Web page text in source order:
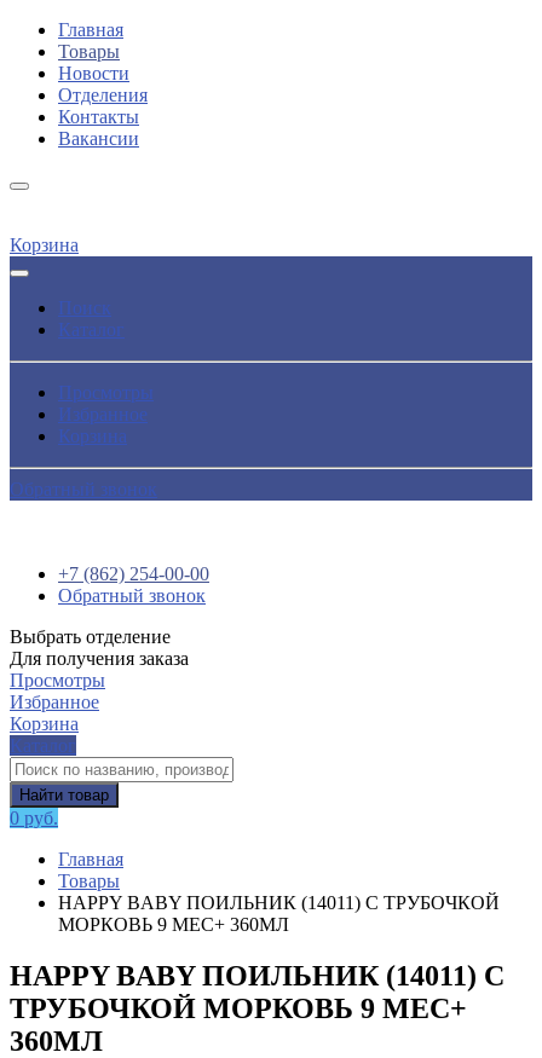
Главная
Товары
Новости
Отделения
Контакты
Вакансии
Корзина
Поиск
Каталог
Просмотры
Избранное
Корзина
Обратный звонок
+7 (862) 254-00-00
Обратный звонок
Выбрать отделение
Для получения заказа
Просмотры
Избранное
Корзина
Каталог
Найти товар
0 руб.
Главная
Товары
HAPPY BABY ПОИЛЬНИК (14011) С ТРУБОЧКОЙ
МОРКОВЬ 9 МЕС+ 360МЛ
HAPPY BABY ПОИЛЬНИК (14011) С
ТРУБОЧКОЙ МОРКОВЬ 9 МЕС+
360МЛ